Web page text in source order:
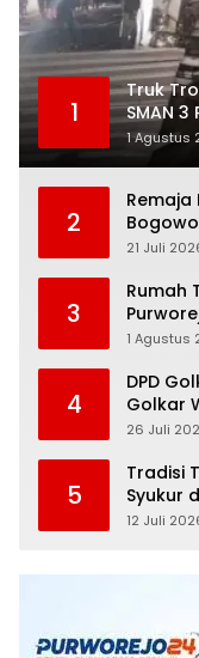
1
Truk
SMAN
Dunia,
1 Agustus
2
Remaja
21 Juli
3
Rumah
1 Agustus
4
DPD
Golkar
26 Juli
5
Tradisi
Syukur
12 Juli